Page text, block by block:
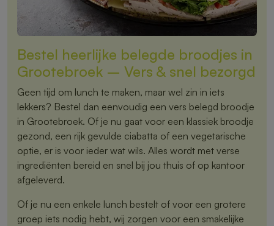
Bestel heerlijke belegde broodjes in
Grootebroek – Vers & snel bezorgd
Geen tijd om lunch te maken, maar wel zin in iets
lekkers? Bestel dan eenvoudig een vers belegd broodje
in Grootebroek. Of je nu gaat voor een klassiek broodje
gezond, een rijk gevulde ciabatta of een vegetarische
optie, er is voor ieder wat wils. Alles wordt met verse
ingrediënten bereid en snel bij jou thuis of op kantoor
afgeleverd.
Of je nu een enkele lunch bestelt of voor een grotere
groep iets nodig hebt, wij zorgen voor een smakelijke